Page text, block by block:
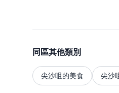
同區其他類別
尖沙咀的美食 尖沙